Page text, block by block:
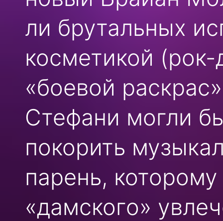
ли брутальных
косметикой
«боевой
Стефани могли
покорить
парень,
«дамского»